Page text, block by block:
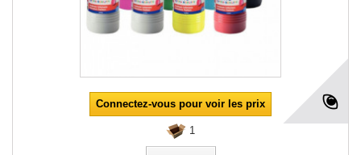
Connectez-vous pour voir les prix
1